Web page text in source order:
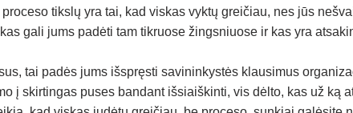
tikslų yra tai, kad viskas vyktų greičiau, nes jūs
gali jums padėti tam tikruose žingsniuose ir kas yra
tai padės jums išspręsti savininkystės klausimus
į skirtingas puses bandant išsiaiškinti, vis dėlto, kas už ką